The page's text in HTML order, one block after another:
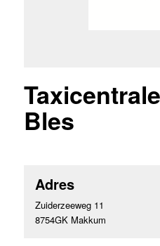
Bles
Adres
Zuiderzeeweg 11
8754GK Makkum